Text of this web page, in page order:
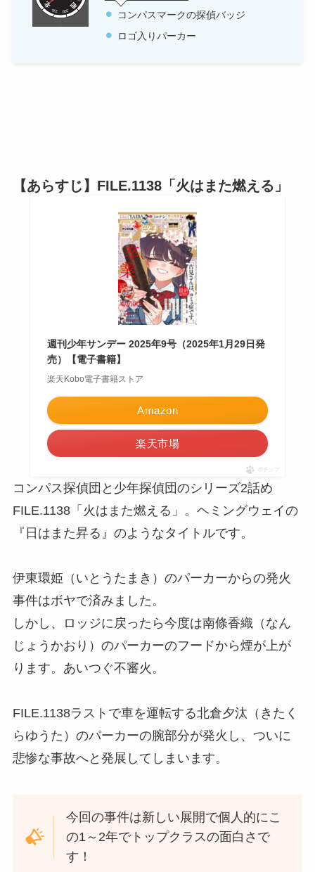
コンパスマークの探偵バッジ
ロゴ入りパーカー
【あらすじ】FILE.1138「火はまた燃える」
週刊少年サンデー 2025年9号（2025年1月29日発
売）【電子書籍】
楽天Kobo電子書籍ストア
Amazon
楽天市場
ポチップ
コンパス探偵団と少年探偵団のシリーズ2話め
FILE.1138「火はまた燃える」。ヘミングウェイの
『日はまた昇る』のようなタイトルです。
伊東環姫（いとうたまき）のパーカーからの発火
事件はボヤで済みました。
しかし、ロッジに戻ったら今度は南條香織（なん
じょうかおり）のパーカーのフードから煙が上が
ります。あいつぐ不審火。
FILE.1138ラストで車を運転する北倉夕汰（きたく
らゆうた）のパーカーの腕部分が発火し、ついに
悲惨な事故へと発展してしまいます。
今回の事件は新しい展開で個人的にこ
の1～2年でトップクラスの面白さで
す！